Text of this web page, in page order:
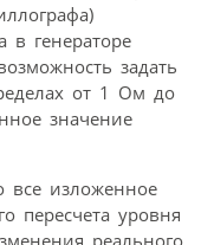
в генераторе
задать
от 1 Ом до
значение
все изложенное
пересчета уровня